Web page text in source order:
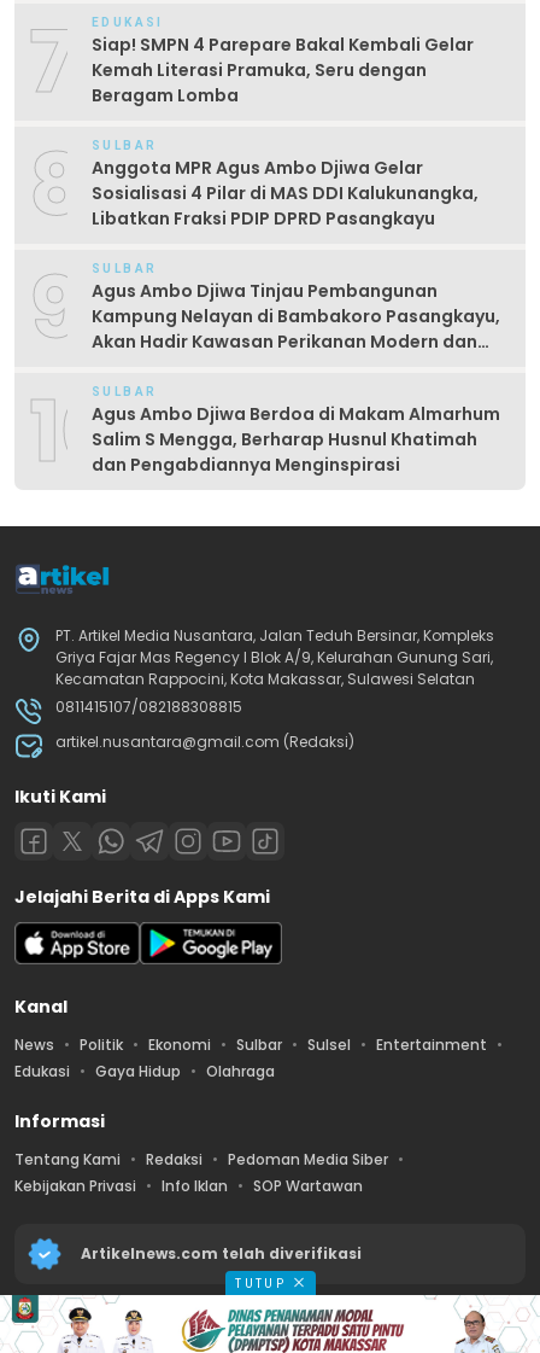
7 EDUKASI
Siap! SMPN 4 Parepare Bakal Kembali Gelar
Kemah Literasi Pramuka, Seru dengan
Beragam Lomba
8 SULBAR
Anggota MPR Agus Ambo Djiwa Gelar
Sosialisasi 4 Pilar di MAS DDI Kalukunangka,
Libatkan Fraksi PDIP DPRD Pasangkayu
9 SULBAR
Agus Ambo Djiwa Tinjau Pembangunan
Kampung Nelayan di Bambakoro Pasangkayu,
Akan Hadir Kawasan Perikanan Modern dan
10SULBAR
Agus Ambo Djiwa Berdoa di Makam Almarhum
Salim S Mengga, Berharap Husnul Khatimah
dan Pengabdiannya Menginspirasi
PT. Artikel Media Nusantara, Jalan Teduh Bersinar, Kompleks
Griya Fajar Mas Regency I Blok A/9, Kelurahan Gunung Sari,
Kecamatan Rappocini, Kota Makassar, Sulawesi Selatan
0811415107/082188308815
artikel.nusantara@gmail.com (Redaksi)
Ikuti Kami
Jelajahi Berita di Apps Kami
Kanal
News Politik Ekonomi Sulbar Sulsel
Entertainment
Edukasi
Gaya Hidup Olahraga
Informasi
Tentang Kami Redaksi
Pedoman Media Siber
Kebijakan Privasi
Info Iklan SOP Wartawan
Artikelnews.com telah diverifikasi
2026 © PT. Artikel Media Nusantara – All Rights Reserved.
TUTUP